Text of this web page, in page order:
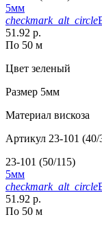
5мм
checkmark_alt_circle
51.92 р.
По 50 м
Цвет зеленый
Размер 5мм
Материал вискоза
Артикул 23-101 (40/
23-101 (50/115)
5мм
checkmark_alt_circle
51.92 р.
По 50 м